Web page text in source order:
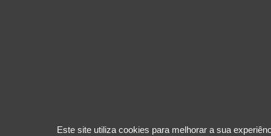
Este site utiliza cookies para melhorar a sua